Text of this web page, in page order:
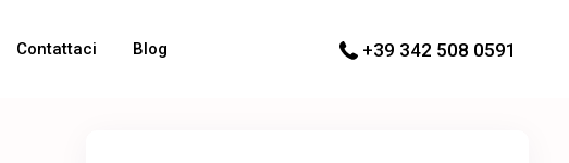
Contattaci Blog +39 342 508 0591